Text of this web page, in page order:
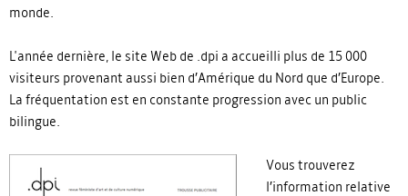
monde.
L'année dernière, le site Web de .dpi a accueilli plus de 15 000
visiteurs provenant aussi bien d’Amérique du Nord que d’Europe.
La fréquentation est en constante progression avec un public
bilingue.
Vous trouverez
l’information relative